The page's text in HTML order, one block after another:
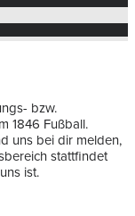
bzw.
1846 Fußball.
uns bei dir melden,
stattfindet
ist.